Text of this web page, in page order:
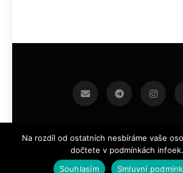
infoek.cz 2026.Developed By
Na rozdíl od ostatních nesbíráme vaše
dočtete v podmínkách
Souhlasím
Smluvní